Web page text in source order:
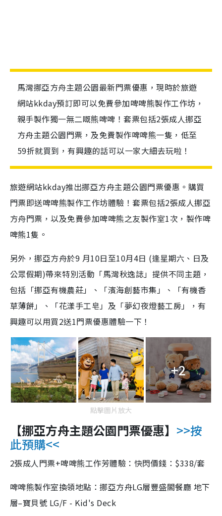
馬灣挪亞方舟主題公園最新門票優惠，現時於旅遊
網站kkday預訂即可以免費參加啤啤熊製作工作坊，
親手製作獨一無二嘅熊啤啤！套票包括2張成人挪亞
方舟主題公園門票，及免費製作啤啤熊一隻，低至
59折就買到，有興趣的話可以一家大細去玩啦！
旅遊網站kkday推出挪亞方舟主題公園門票優惠。購買
門票即送啤啤熊製作工作坊體驗！套票包括2張成人挪亞
方舟門票，以及免費參加啤啤熊之友製作室1次，製作啤
啤熊1隻。
另外，挪亞方舟於9 月10日至10月4日 (逢星期六、日及
公眾假期)帶來特別活動「馬灣秋逸誌」提供不同主題，
包括「挪亞有機農莊」、「濱海創藝市集」、「有機香
草薄餅」、「花漾手工皂」及「夢幻夜燈藝工房」，有
興趣可以用買2送1門票優惠體驗一下！
+2
點擊圖片放大
【挪亞方舟主題公園門票優惠】 >>按
此預購<<
2張成人門票+啤啤熊工作芳體驗：快閃價錢：$338/套
啤啤熊製作室換領地點：挪亞方舟LG層豐盛閣餐廳 地下
層–寶貝號 LG/F - Kid's Deck